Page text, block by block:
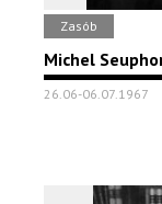
Zasób
Michel
26.06-06.07.1967